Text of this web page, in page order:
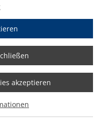
akzeptieren